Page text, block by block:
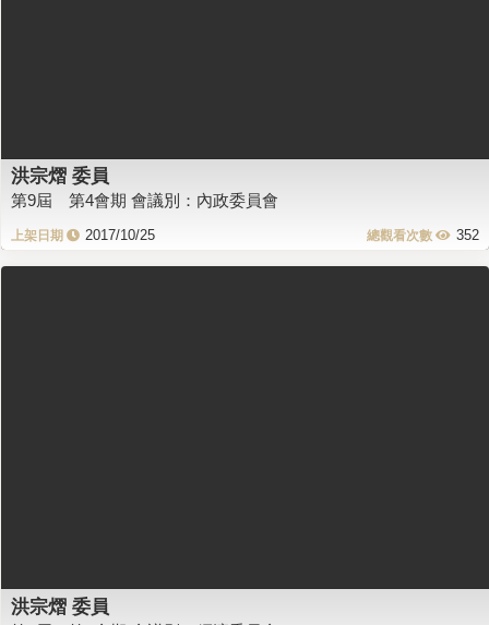
洪宗熠 委員
第9屆 第4會期 會議別：內政委員會
2017/10/25 352
洪宗熠 委員